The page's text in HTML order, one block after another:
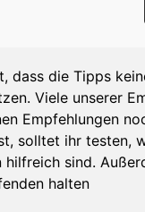
dass die Tipps
Viele unserer
Empfehlungen
solltet ihr testen,
sind.
halten